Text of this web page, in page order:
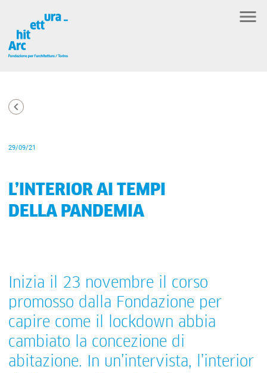
29/09/21
L’INTERIOR AI TEMPI
DELLA PANDEMIA
Inizia il 23 novembre il corso
promosso dalla Fondazione per
capire come il lockdown abbia
cambiato la concezione di
abitazione. In un’intervista, l’interior